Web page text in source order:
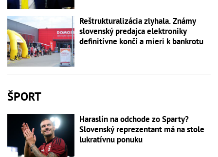
Reštrukturalizácia zlyhala. Známy
slovenský predajca elektroniky
definitívne končí a mieri k bankrotu
ŠPORT
Haraslín na odchode zo Sparty?
Slovenský reprezentant má na stole
lukratívnu ponuku